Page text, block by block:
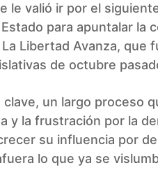
le valió ir por el
para apuntalar la
Libertad Avanza, que
de octubre
un largo proceso
y la frustración por la
su influencia por
lo que ya se